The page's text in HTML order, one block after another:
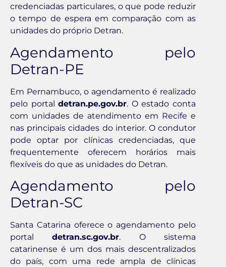
credenciadas particulares, o que pode reduzir
o tempo de espera em comparação com as
unidades do próprio Detran.
Agendamento pelo
Detran-PE
Em Pernambuco, o agendamento é realizado
pelo portaldetran.pe.gov.br. O estado conta
com unidades de atendimento em Recife e
nas principais cidades do interior. O condutor
pode optar por clínicas credenciadas, que
frequentemente oferecem horários mais
flexíveis do que as unidades do Detran.
Agendamento pelo
Detran-SC
Santa Catarina oferece o agendamento pelo
portaldetran.sc.gov.br. O sistema
catarinense é um dos mais descentralizados
do país, com uma rede ampla de clínicas